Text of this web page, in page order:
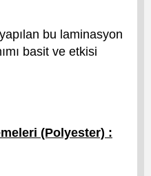
bu laminasyon
basit ve etkisi
(Polyester) :